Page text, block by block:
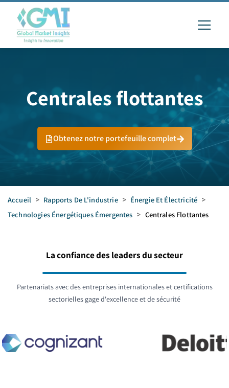
Centrales flottantes
Obtenez notre portefeuille complet
Accueil > Rapports De L'industrie > Énergie Et Électricité >
Technologies Énergétiques Émergentes > Centrales Flottantes
La confiance des leaders du secteur
Partenariats avec des entreprises internationales et certifications
sectorielles gage d'excellence et de sécurité